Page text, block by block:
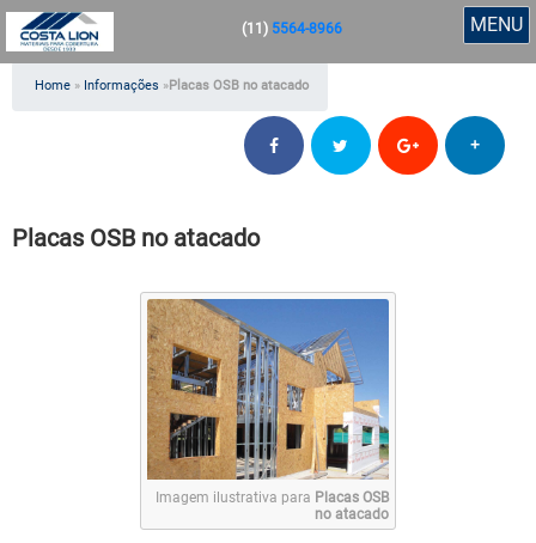
MENU
(11) 5564-8966
Home » Informações »Placas OSB no atacado
+
Placas OSB no atacado
Imagem ilustrativa para Placas OSB
no atacado